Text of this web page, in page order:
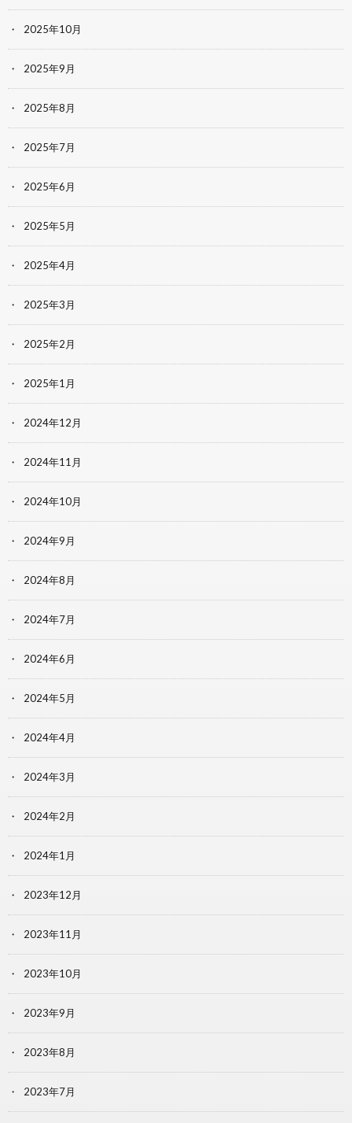
2025年10月
2025年9月
2025年8月
2025年7月
2025年6月
2025年5月
2025年4月
2025年3月
2025年2月
2025年1月
2024年12月
2024年11月
2024年10月
2024年9月
2024年8月
2024年7月
2024年6月
2024年5月
2024年4月
2024年3月
2024年2月
2024年1月
2023年12月
2023年11月
2023年10月
2023年9月
2023年8月
2023年7月